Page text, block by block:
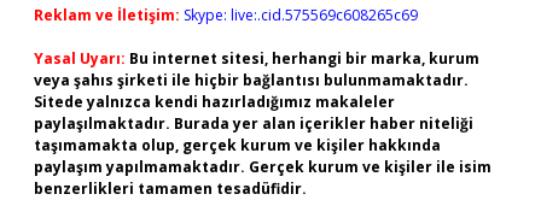
Reklam ve İletişim: Skype: live:.cid.575569c608265c69
Yasal Uyarı: Bu internet sitesi, herhangi bir marka, kurum
veya şahıs şirketi ile hiçbir bağlantısı bulunmamaktadır.
Sitede yalnızca kendi hazırladığımız makaleler
paylaşılmaktadır. Burada yer alan içerikler haber niteliği
taşımamakta olup, gerçek kurum ve kişiler hakkında
paylaşım yapılmamaktadır. Gerçek kurum ve kişiler ile isim
benzerlikleri tamamen tesadüfidir.